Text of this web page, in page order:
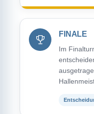
FINALE
Im